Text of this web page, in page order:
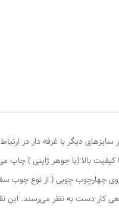
دیگر با غرفه دار در
بالا (با جوهر ژاپنی ) چاپ
چهارچوب چوبی ( از نوع
کار دست به نظر می‌رسند. این